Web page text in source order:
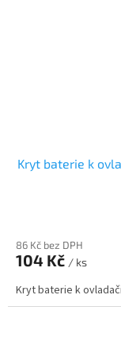
Kryt baterie k
86 Kč bez DPH
104 Kč / ks
Kryt baterie k ovladači